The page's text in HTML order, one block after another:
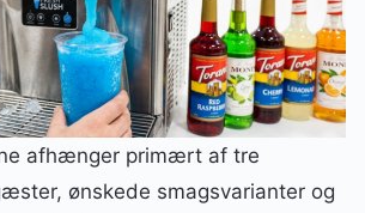
afhænger primært af tre
ønskede smagsvarianter og